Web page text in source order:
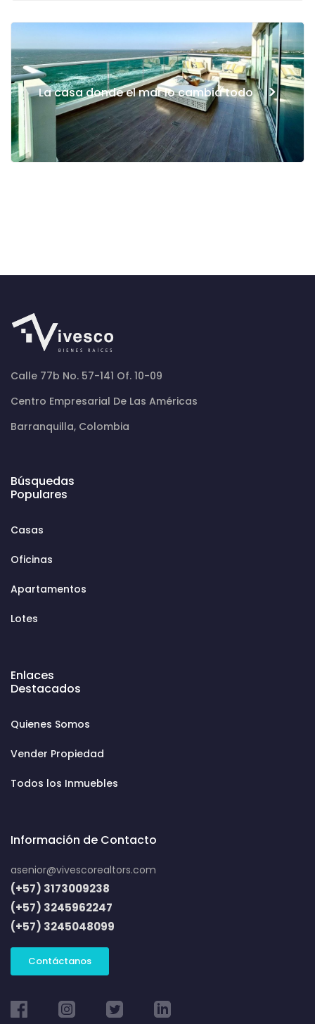
La casa donde el mar lo cambia todo >
Calle 77b No. 57-141 Of. 10-09
Centro Empresarial De Las Américas
Barranquilla, Colombia
Búsquedas
Populares
Casas
Oficinas
Apartamentos
Lotes
Enlaces
Destacados
Quienes Somos
Vender Propiedad
Todos los Inmuebles
Información de Contacto
asenior@vivescorealtors.com
(+57) 3173009238
(+57) 3245962247
(+57) 3245048099
Contáctanos